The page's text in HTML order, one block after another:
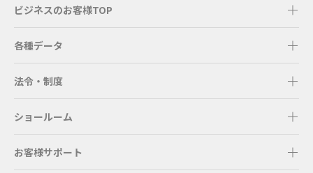
ビジネスのお客様TOP
各種データ
法令・制度
ショールーム
お客様サポート